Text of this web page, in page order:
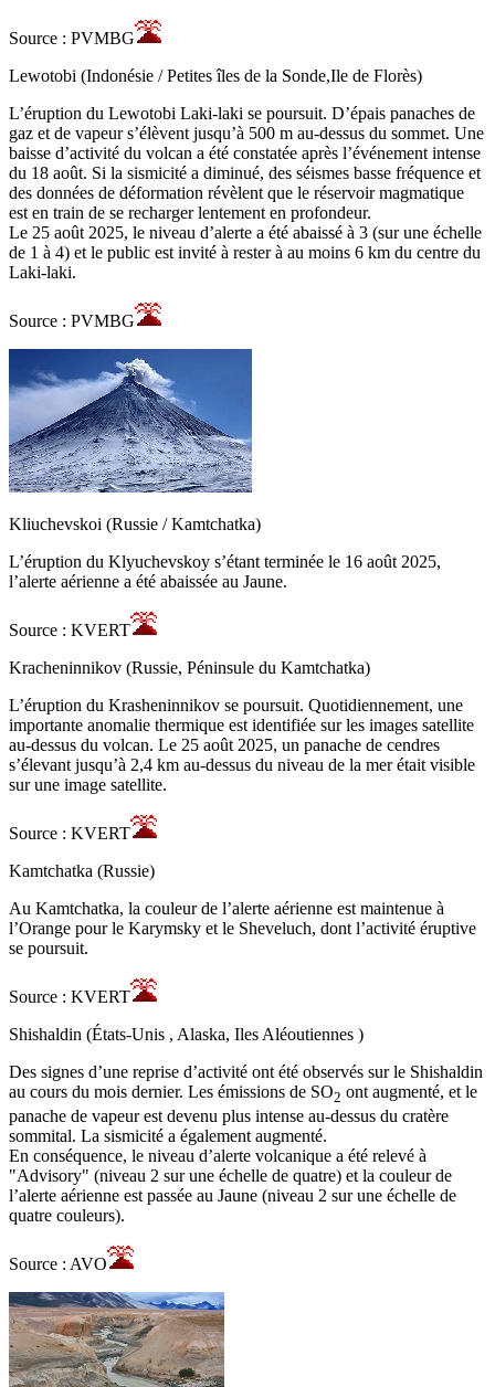
Source : PVMBG
Lewotobi (Indonésie / Petites îles de la Sonde,Ile de Florès)
L’éruption du Lewotobi Laki-laki se poursuit. D’épais panaches de
gaz et de vapeur s’élèvent jusqu’à 500 m au-dessus du sommet. Une
baisse d’activité du volcan a été constatée après l’événement intense
du 18 août. Si la sismicité a diminué, des séismes basse fréquence et
des données de déformation révèlent que le réservoir magmatique
est en train de se recharger lentement en profondeur.
Le 25 août 2025, le niveau d’alerte a été abaissé à 3 (sur une échelle
de 1 à 4) et le public est invité à rester à au moins 6 km du centre du
Laki-laki.
Source : PVMBG
Kliuchevskoi (Russie / Kamtchatka)
L’éruption du Klyuchevskoy s’étant terminée le 16 août 2025,
l’alerte aérienne a été abaissée au Jaune.
Source : KVERT
Kracheninnikov (Russie, Péninsule du Kamtchatka)
L’éruption du Krasheninnikov se poursuit. Quotidiennement, une
importante anomalie thermique est identifiée sur les images satellite
au-dessus du volcan. Le 25 août 2025, un panache de cendres
s’élevant jusqu’à 2,4 km au-dessus du niveau de la mer était visible
sur une image satellite.
Source : KVERT
Kamtchatka (Russie)
Au Kamtchatka, la couleur de l’alerte aérienne est maintenue à
l’Orange pour le Karymsky et le Sheveluch, dont l’activité éruptive
se poursuit.
Source : KVERT
Shishaldin (États-Unis , Alaska, Iles Aléoutiennes )
Des signes d’une reprise d’activité ont été observés sur le Shishaldin
au cours du mois dernier. Les émissions de SO2 ont augmenté, et le
panache de vapeur est devenu plus intense au-dessus du cratère
sommital. La sismicité a également augmenté.
En conséquence, le niveau d’alerte volcanique a été relevé à
"Advisory" (niveau 2 sur une échelle de quatre) et la couleur de
l’alerte aérienne est passée au Jaune (niveau 2 sur une échelle de
quatre couleurs).
Source : AVO